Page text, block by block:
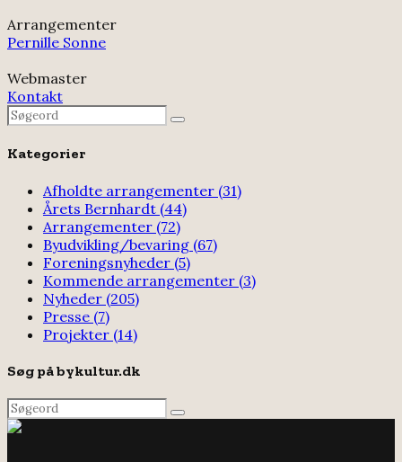
Arrangementer
Pernille Sonne
Webmaster
Kontakt
Search
for:
Search
Kategorier
Afholdte arrangementer (31)
Årets Bernhardt (44)
Arrangementer (72)
Byudvikling/bevaring (67)
Foreningsnyheder (5)
Kommende arrangementer (3)
Nyheder (205)
Presse (7)
Projekter (14)
Søg på bykultur.dk
Search
for:
Search